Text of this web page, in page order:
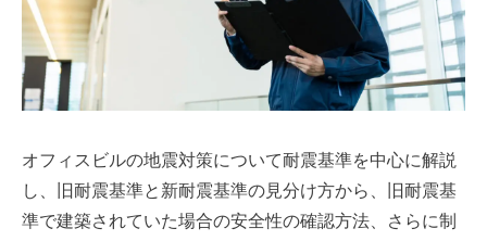
オフィスビルの地震対策について耐震基準を中心に解説
し、旧耐震基準と新耐震基準の見分け方から、旧耐震基
準で建築されていた場合の安全性の確認方法、さらに制